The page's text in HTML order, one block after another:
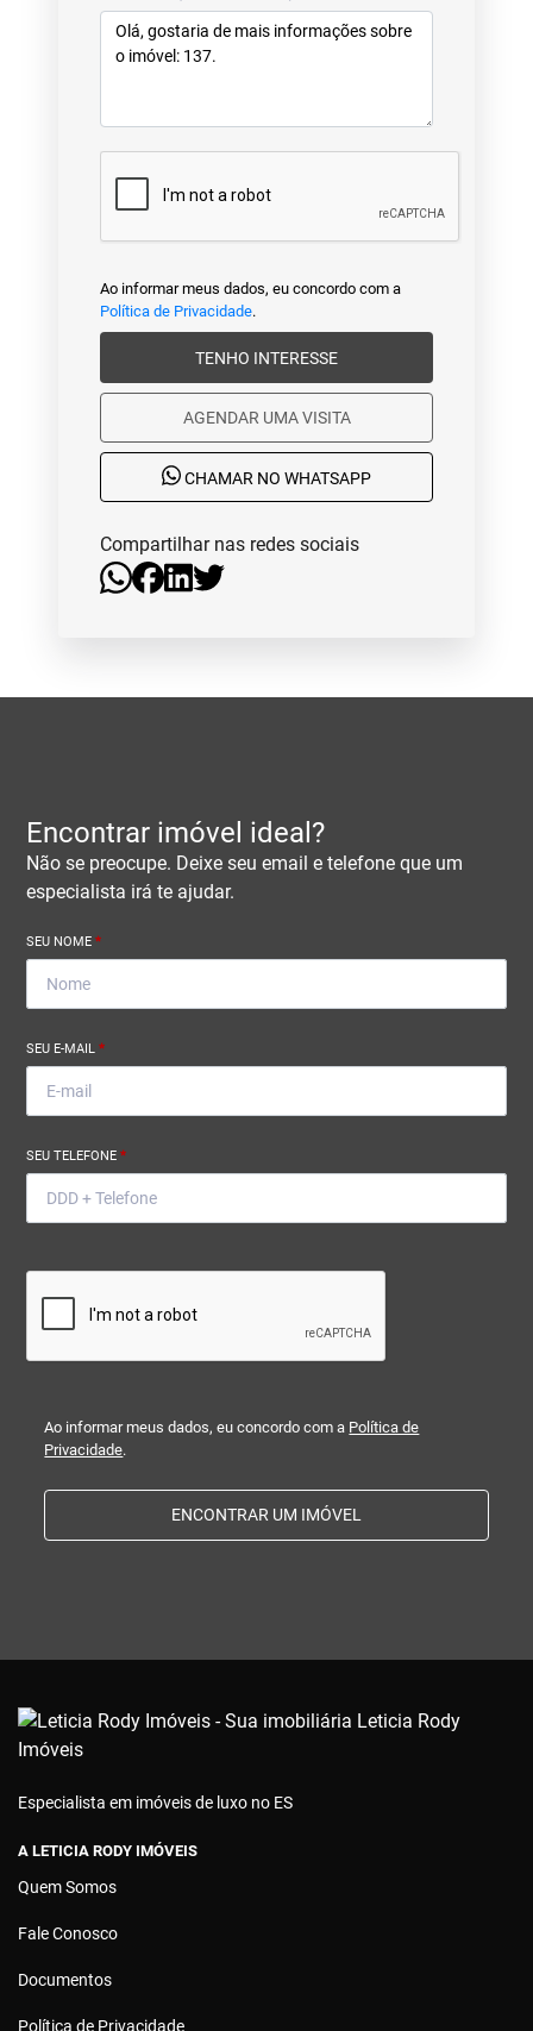
Ao informar meus dados, eu concordo com a
Política de Privacidade.
TENHO INTERESSE
AGENDAR UMA VISITA
CHAMAR NO WHATSAPP
Compartilhar nas redes sociais
Encontrar imóvel ideal?
Não se preocupe. Deixe seu email e telefone que um
especialista irá te ajudar.
SEU NOME*
SEU E-MAIL*
SEU TELEFONE*
Ao informar meus dados, eu concordo com a Política de
Privacidade.
ENCONTRAR UM IMÓVEL
Especialista em imóveis de luxo no ES
A LETICIA RODY IMÓVEIS
Quem Somos
Fale Conosco
Documentos
Política de Privacidade